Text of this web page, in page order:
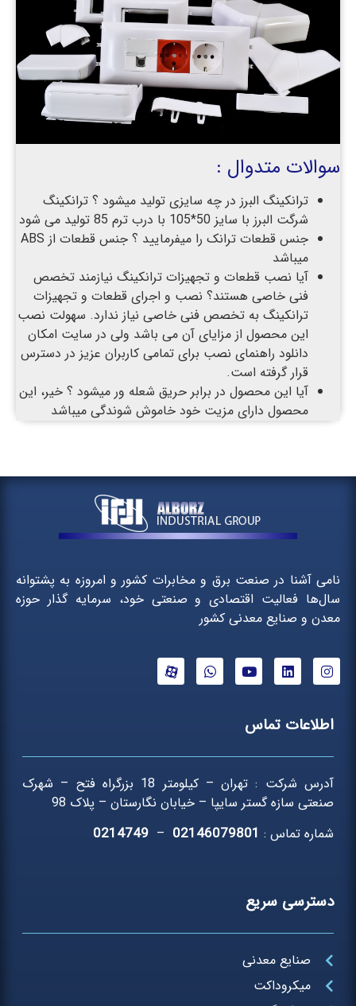
سوالات متدوال :
ترانکینگ البرز در چه سایزی تولید میشود ؟ ترانکینگ
شرگت البرز با سایز 50*105 با درب ترم 85 تولید می شود
جنس قطعات ترانک را میفرمایید ؟ جنس قطعات از ABS
میباشد
آیا نصب قطعات و تجهیزات ترانکینگ نیازمند تخصص
فنی خاصی هستند؟ نصب و اجرای قطعات و تجهیزات
ترانکینگ به تخصص فنی خاصی نیاز ندارد. سهولت نصب
این محصول از مزایای آن می باشد ولی در سایت امکان
دانلود راهنمای نصب برای تمامی کاربران عزیز در دسترس
قرار گرفته است.
آیا این محصول در برابر حریق شعله ور میشود ؟ خیر، این
محصول دارای مزیت خود خاموش شوندگی میباشد
نامی آشنا در صنعت برق و مخابرات کشور و امروزه به پشتوانه
سال‌ها فعالیت اقتصادی و صنعتی خود، سرمایه گذار حوزه
معدن و صنایع معدنی کشور
اطلاعات تماس
آدرس شرکت : تهران – کیلومتر 18 بزرگراه فتح – شهرک
صنعتی سازه گستر سایپا – خیابان نگارستان – پلاک 98
شماره تماس : 02146079801
–
0214749
دسترسی سریع
صنایع معدنی
میکروداکت